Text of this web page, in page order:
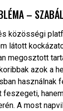
–
közösségi
látott
megosztott
azok a
használnak
feszegeti,
A most